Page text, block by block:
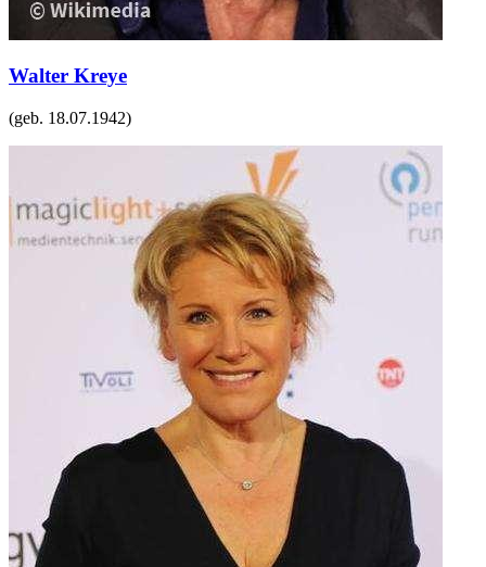
Walter Kreye
(geb. 18.07.1942)